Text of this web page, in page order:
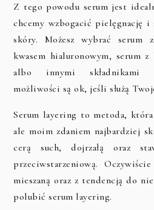
Z tego powodu serum jest
chcemy wzbogacić pielęgnację
skóry. Możesz wybrać
kwasem hialuronowym, serum
albo innymi składnikami
możliwości są ok, jeśli służą
Serum layering to metoda,
ale moim zdaniem najbardziej
cerą such, dojrzałą oraz
przeciwstarzeniową.
mieszaną oraz z tendencją do
polubić serum layering.